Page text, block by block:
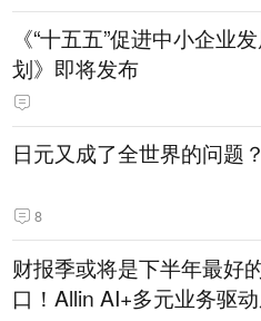
《“十五五”促进中小企业
划》即将发布
日元又成了全世界的问题？
8
财报季或将是下半年最好
口！Allin AI+多元业务驱